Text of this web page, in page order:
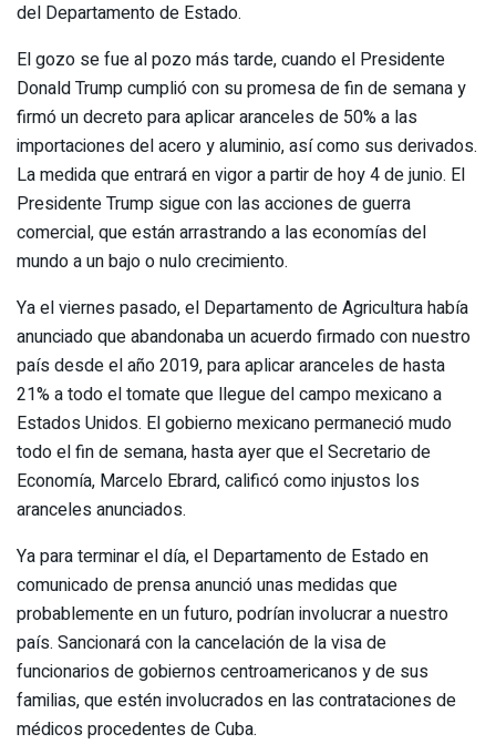
del Departamento de Estado.
El gozo se fue al pozo más tarde, cuando el Presidente
Donald Trump cumplió con su promesa de fin de semana y
firmó un decreto para aplicar aranceles de 50% a las
importaciones del acero y aluminio, así como sus derivados.
La medida que entrará en vigor a partir de hoy 4 de junio. El
Presidente Trump sigue con las acciones de guerra
comercial, que están arrastrando a las economías del
mundo a un bajo o nulo crecimiento.
Ya el viernes pasado, el Departamento de Agricultura había
anunciado que abandonaba un acuerdo firmado con nuestro
país desde el año 2019, para aplicar aranceles de hasta
21% a todo el tomate que llegue del campo mexicano a
Estados Unidos. El gobierno mexicano permaneció mudo
todo el fin de semana, hasta ayer que el Secretario de
Economía, Marcelo Ebrard, calificó como injustos los
aranceles anunciados.
Ya para terminar el día, el Departamento de Estado en
comunicado de prensa anunció unas medidas que
probablemente en un futuro, podrían involucrar a nuestro
país. Sancionará con la cancelación de la visa de
funcionarios de gobiernos centroamericanos y de sus
familias, que estén involucrados en las contrataciones de
médicos procedentes de Cuba.